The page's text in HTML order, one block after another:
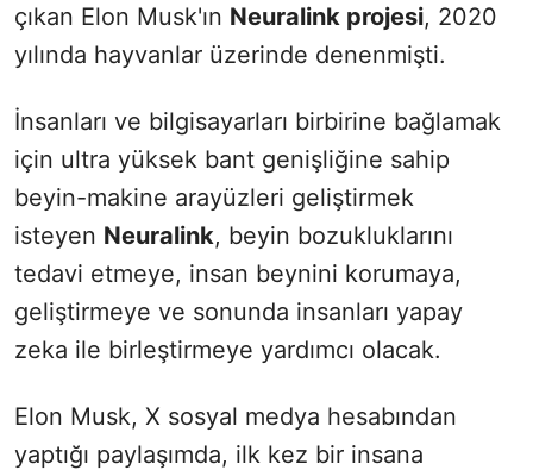
çıkan Elon Musk'ın Neuralink projesi, 2020
yılında hayvanlar üzerinde denenmişti.
İnsanları ve bilgisayarları birbirine bağlamak
için ultra yüksek bant genişliğine sahip
beyin-makine arayüzleri geliştirmek
isteyen Neuralink, beyin bozukluklarını
tedavi etmeye, insan beynini korumaya,
geliştirmeye ve sonunda insanları yapay
zeka ile birleştirmeye yardımcı olacak.
Elon Musk, X sosyal medya hesabından
yaptığı paylaşımda, ilk kez bir insana